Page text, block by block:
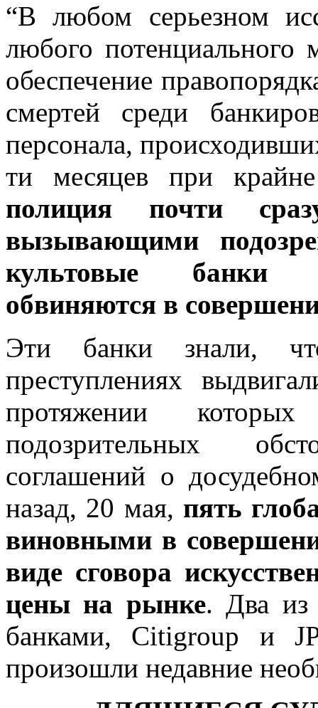
“В любом серьезном
любого потенциального
обеспечение
смертей среди
персонала,
ти месяцев при крайне
полиция почти
вызывающими
культовые банки
обвиняются в
Эти банки знали,
преступлениях
протяжении
подозрительных
соглашений о
назад, 20 мая, пять
виновными в
виде сговора
цены на рынке. Два из
банками, Citigroup и
произошли недавние